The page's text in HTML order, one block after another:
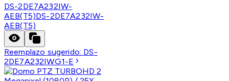
DS-2DE7A232IW-
AEB(T5)DS-2DE7A232IW-
AEB(T5)
Reemplazo sugerido: DS-
2DE7A232IWG1-E